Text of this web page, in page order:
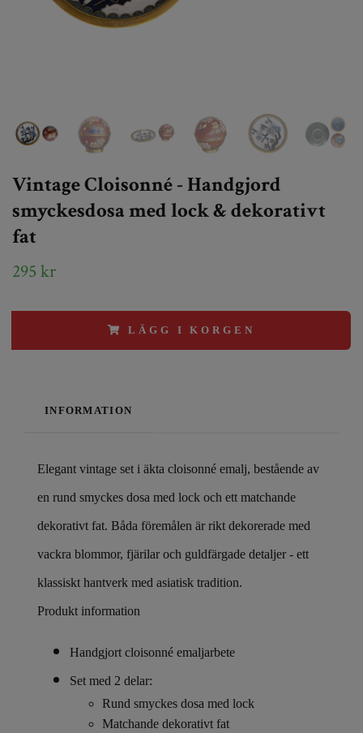
Vintage Cloisonné - Handgjord
smyckesdosa med lock & dekorativt
fat
295 kr
LÄGG I KORGEN
INFORMATION
Elegant vintage set i äkta cloisonné emalj, bestående av
en rund smyckes dosa med lock och ett matchande
dekorativt fat. Båda föremålen är rikt dekorerade med
vackra blommor, fjärilar och guldfärgade detaljer - ett
klassiskt hantverk med asiatisk tradition.
Produkt information
Handgjort cloisonné emaljarbete
Set med 2 delar:
Rund smyckes dosa med lock
Matchande dekorativt fat